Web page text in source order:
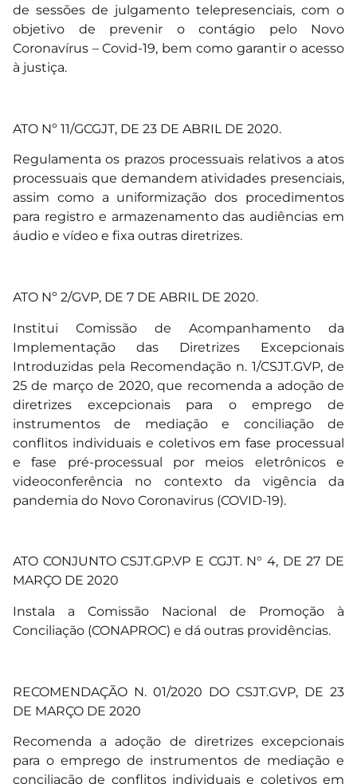
de sessões de julgamento telepresenciais, com o
objetivo de prevenir o contágio pelo Novo
Coronavírus – Covid-19, bem como garantir o acesso
à justiça.
ATO Nº 11/GCGJT, DE 23 DE ABRIL DE 2020.
Regulamenta os prazos processuais relativos a atos
processuais que demandem atividades presenciais,
assim como a uniformização dos procedimentos
para registro e armazenamento das audiências em
áudio e vídeo e fixa outras diretrizes.
ATO Nº 2/GVP, DE 7 DE ABRIL DE 2020.
Institui Comissão de Acompanhamento da
Implementação das Diretrizes Excepcionais
Introduzidas pela Recomendação n. 1/CSJT.GVP, de
25 de março de 2020, que recomenda a adoção de
diretrizes excepcionais para o emprego de
instrumentos de mediação e conciliação de
conflitos individuais e coletivos em fase processual
e fase pré-processual por meios eletrônicos e
videoconferência no contexto da vigência da
pandemia do Novo Coronavirus (COVID-19).
ATO CONJUNTO CSJT.GP.VP E CGJT. N° 4, DE 27 DE
MARÇO DE 2020
Instala a Comissão Nacional de Promoção à
Conciliação (CONAPROC) e dá outras providências.
RECOMENDAÇÃO N. 01/2020 DO CSJT.GVP, DE 23
DE MARÇO DE 2020
Recomenda a adoção de diretrizes excepcionais
para o emprego de instrumentos de mediação e
conciliação de conflitos individuais e coletivos em